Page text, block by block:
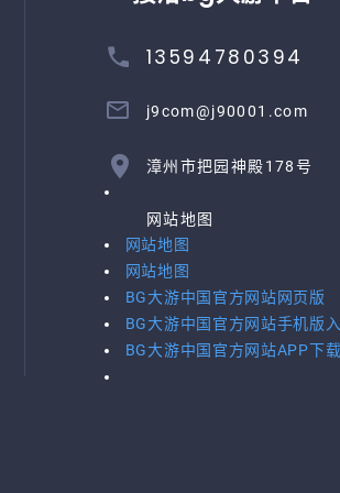
13594780394
j9com@j90001.com
漳州市把园神殿178号
网站地图
网站地图
网站地图
BG大游中国官方网站网页版
BG大游中国官方网站手机版
BG大游中国官方网站APP下载